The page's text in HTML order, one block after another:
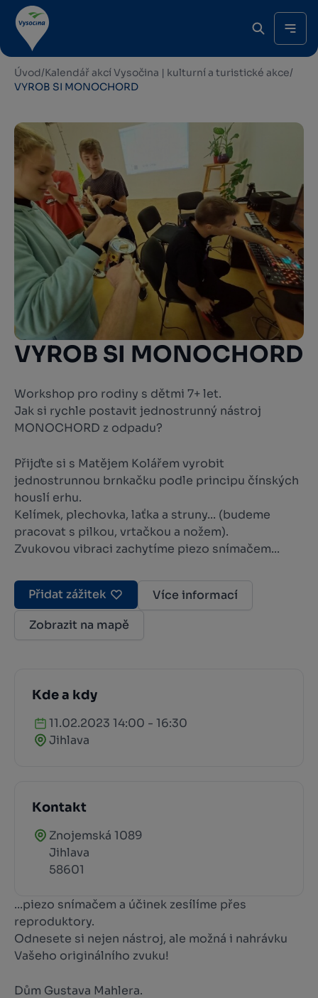
Úvod/Kalendář akcí Vysočina | kulturní a turistické akce/
VYROB SI MONOCHORD
VYROB SI MONOCHORD
Workshop pro rodiny s dětmi 7+ let.
Jak si rychle postavit jednostrunný nástroj
MONOCHORD z odpadu?
Přijďte si s Matějem Kolářem vyrobit
jednostrunnou brnkačku podle principu čínských
houslí erhu.
Kelímek, plechovka, laťka a struny... (budeme
pracovat s pilkou, vrtačkou a nožem).
Zvukovou vibraci zachytíme piezo snímačem...
Přidat zážitek
Více informací
Zobrazit na mapě
Kde a kdy
11.02.2023 14:00 - 16:30
Jihlava
Kontakt
Znojemská 1089
Jihlava
58601
...piezo snímačem a účinek zesílíme přes
reproduktory.
Odnesete si nejen nástroj, ale možná i nahrávku
Vašeho originálního zvuku!
Dům Gustava Mahlera.